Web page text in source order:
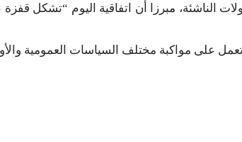
الناشئة، مبرزا أن اتفاقية اليوم “تشكل
على مواكبة مختلف السياسات العمومية